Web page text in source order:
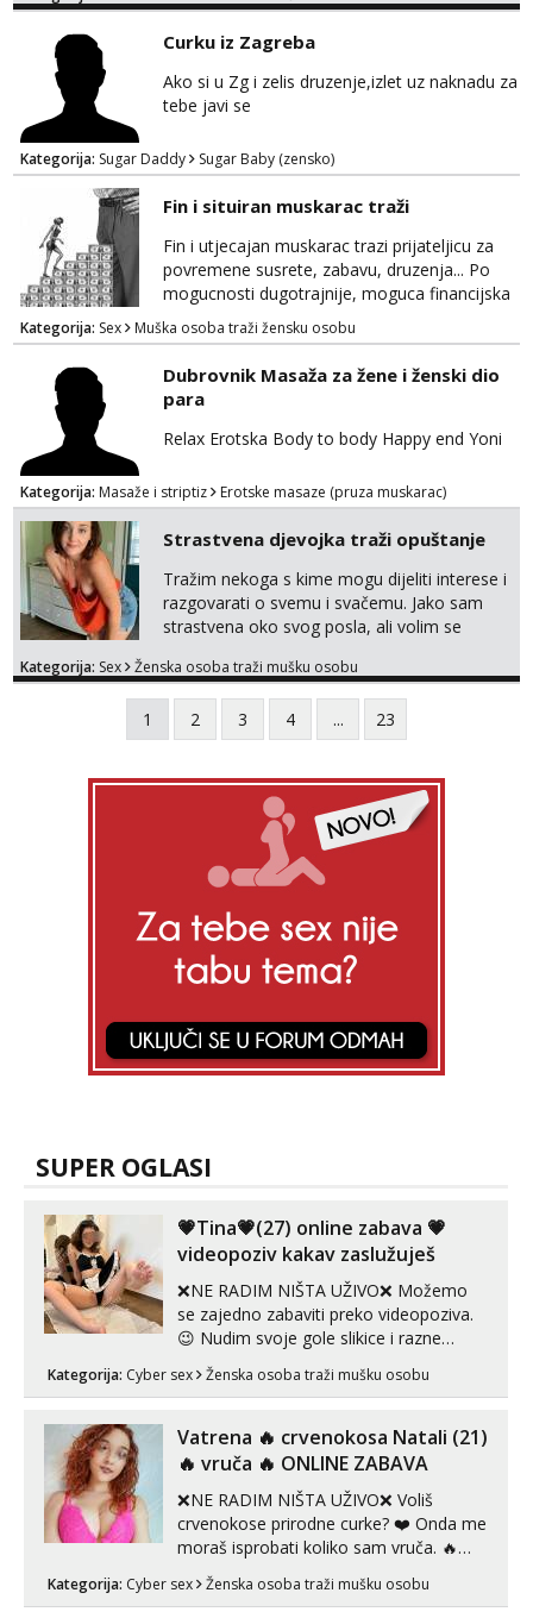
Curku iz Zagreba
Ako si u Zg i zelis druzenje,izlet uz naknadu za
tebe javi se
Kategorija: Sugar Daddy Sugar Baby (zensko)
Fin i situiran muskarac traži
Fin i utjecajan muskarac trazi prijateljicu za
povremene susrete, zabavu, druzenja... Po
mogucnosti dugotrajnije, moguca financijska
potpora!
Kategorija: Sex Muška osoba traži žensku osobu
Dubrovnik Masaža za žene i ženski dio
para
Relax Erotska Body to body Happy end Yoni
Kategorija: Masaže i striptiz Erotske masaze (pruza muskarac)
Strastvena djevojka traži opuštanje
Tražim nekoga s kime mogu dijeliti interese i
razgovarati o svemu i svačemu. Jako sam
strastvena oko svog posla, ali volim se
Voljela bi naci nekoga pa da se nemoram
samo s prijateljima opustati ;) Klikni na link
ispod i nadji me tamo, cekam te!
Kategorija: Sex Ženska osoba traži mušku osobu
1 2 3 4 ... 23
SUPER OGLASI
💗Tina💗(27) online zabava 💗
videopoziv kakav zaslužuješ
❌NE RADIM NIŠTA UŽIVO❌ Možemo
se zajedno zabaviti preko videopoziva.
😉 Nudim svoje gole slikice i razne
videouradke. 🤩 Za online zabavu pošalji
poruku na Whatsapp, Telegram ili Viber.
autentičnosti možeš me vidjeti na
videopozivu. 😉 S vama sam vec 5 ...
Kategorija: Cyber sex Ženska osoba traži mušku osobu
Vatrena ‎️‍🔥 crvenokosa Natali (21)
‎️‍🔥 vruča‎ ️‍🔥 ONLINE ZABAVA
❌NE RADIM NIŠTA UŽIVO❌ Voliš
crvenokose prirodne curke? ❤️ Onda me
moraš isprobati koliko sam vruča.‎ ️‍🔥
MLADA vražica koja ima 100%
prorodne grudi, 💦 Misli su mi uvijek
Kategorija: Cyber sex Ženska osoba traži mušku osobu